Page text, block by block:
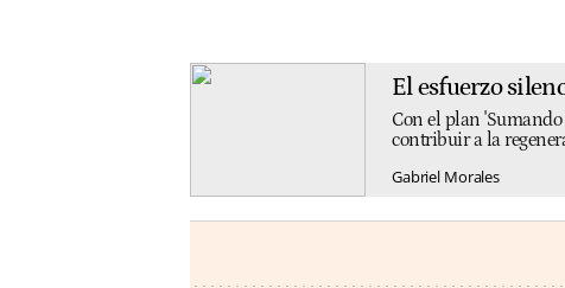
El esfuerzo
Con el plan
contribuir a la
Gabriel Morales